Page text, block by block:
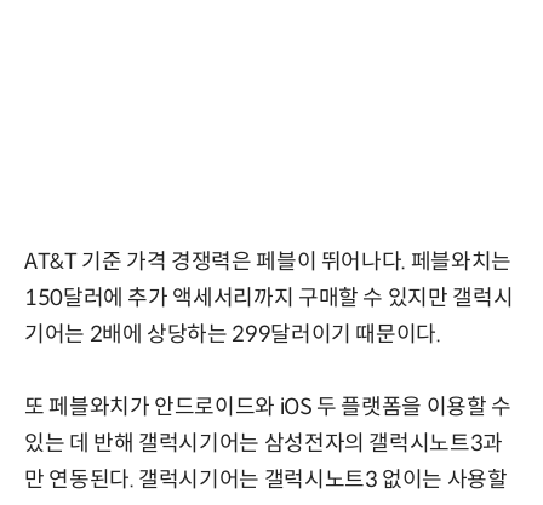
AT&T 기준 가격 경쟁력은 페블이 뛰어나다. 페블와치는
150달러에 추가 액세서리까지 구매할 수 있지만 갤럭시
기어는 2배에 상당하는 299달러이기 때문이다.
또 페블와치가 안드로이드와 iOS 두 플랫폼을 이용할 수
있는 데 반해 갤럭시기어는 삼성전자의 갤럭시노트3과
만 연동된다. 갤럭시기어는 갤럭시노트3 없이는 사용할